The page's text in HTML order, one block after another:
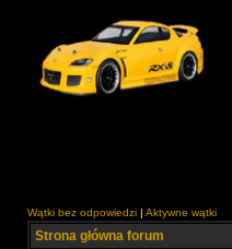
Wątki bez odpowiedzi | Aktywne wątki
Strona główna forum